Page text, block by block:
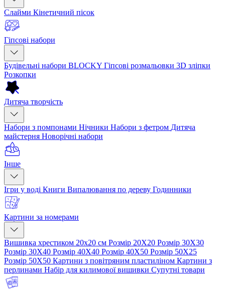
Слайми Кінетичний пісок
Гіпсові набори
Будівельні набори BLOCKY Гіпсові розмальовки 3D зліпки
Розкопки
Дитяча творчість
Набори з помпонами Нічники Набори з фетром Дитяча
майстерня Новорічні набори
Інше
Ігри у воді Книги Випалювання по дереву Годинники
Картини за номерами
Вишивка хрестиком 20х20 см Розмір 20Х20 Розмір 30Х30
Розмір 30Х40 Розмір 40Х40 Розмір 40Х50 Розмір 50Х25
Розмір 50Х50 Картини з повітряним пластиліном Картини з
перлинами Набір для килимової вишивки Супутні товари